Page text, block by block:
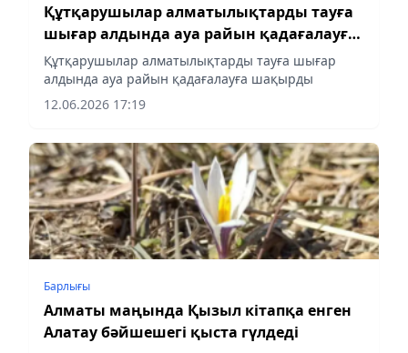
Құтқарушылар алматылықтарды тауға
шығар алдында ауа райын қадағалауға
шақырды
Құтқарушылар алматылықтарды тауға шығар
алдында ауа райын қадағалауға шақырды
12.06.2026 17:19
Барлығы
Алматы маңында Қызыл кітапқа енген
Алатау бәйшешегі қыста гүлдеді